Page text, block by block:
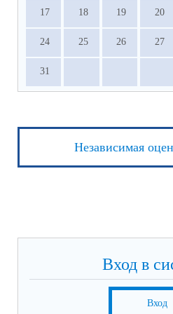
17 18 19 20
24 25 26 27
31
Независимая
Вход в
Вход